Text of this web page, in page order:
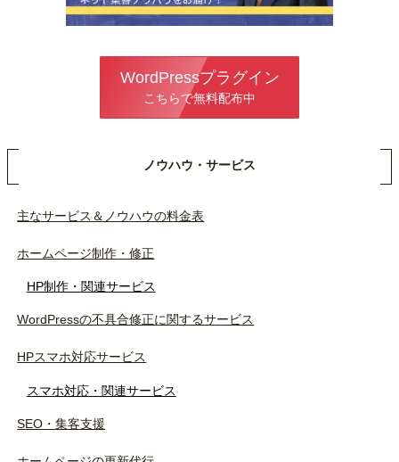
WordPressプラグイン
こちらで無料配布中
ノウハウ・サービス
主なサービス＆ノウハウの料金表
ホームページ制作・修正
HP制作・関連サービス
WordPressの不具合修正に関するサービス
HPスマホ対応サービス
スマホ対応・関連サービス
SEO・集客支援